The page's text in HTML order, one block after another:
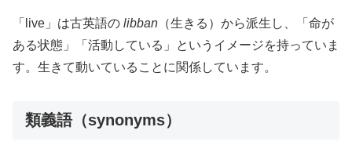
「live」は古英語の libban （生きる）から派生し、「命が
ある状態」「活動している」というイメージを持っていま
す。生きて動いていることに関係しています。
類義語（synonyms）